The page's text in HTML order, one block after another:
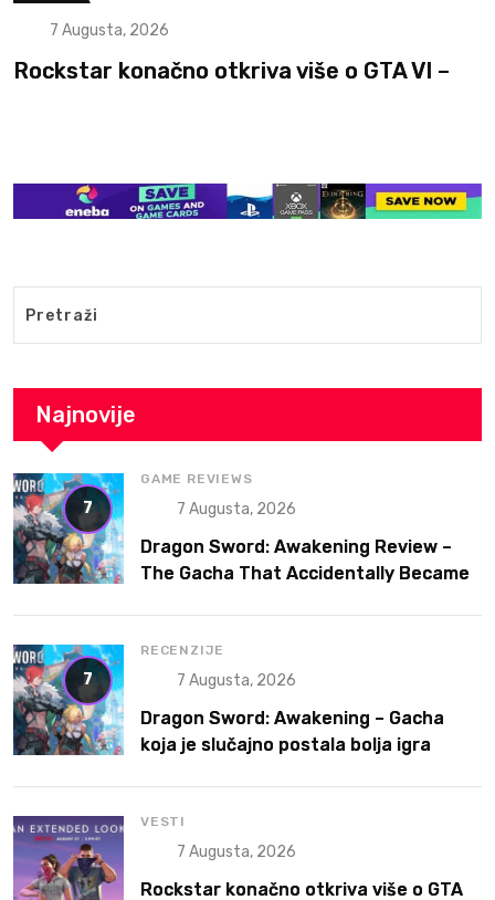
7 Augusta, 2026
Rockstar konačno otkriva više o GTA VI –
Najnovije
7
GAME REVIEWS
7 Augusta, 2026
Dragon Sword: Awakening Review –
The Gacha That Accidentally Became
7
RECENZIJE
7 Augusta, 2026
Dragon Sword: Awakening – Gacha
koja je slučajno postala bolja igra
VESTI
7 Augusta, 2026
Rockstar konačno otkriva više o GTA